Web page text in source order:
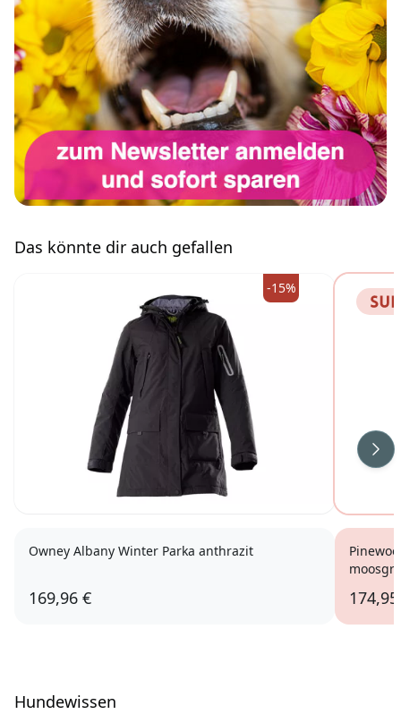
Das könnte dir auch gefallen
-15%
Owney Albany Winter Parka anthrazit
169,96 €
Hundewissen